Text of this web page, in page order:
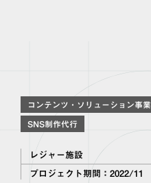
コンテンツ・ソリューション事業
SNS制作代行
レジャー施設
プロジェクト期間：2022/11